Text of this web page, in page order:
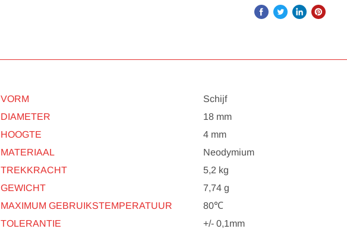
VORM
Schijf
DIAMETER
18 mm
HOOGTE
4 mm
MATERIAAL
Neodymium
TREKKRACHT
5,2 kg
GEWICHT
7,74 g
MAXIMUM GEBRUIKSTEMPERATUUR
80℃
TOLERANTIE
+/- 0,1mm